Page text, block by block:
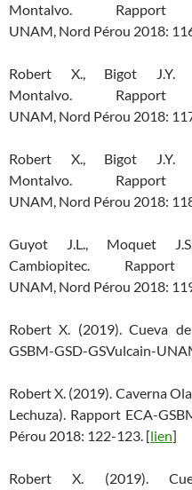
Montalvo. Rapport
UNAM, Nord Pérou 2018:
Robert X., Bigot
Montalvo. Rapport
UNAM, Nord Pérou 2018:
Robert X., Bigot
Montalvo. Rapport
UNAM, Nord Pérou 2018:
Guyot J.L., Moquet
Cambiopitec. Rapport
UNAM, Nord Pérou 2018:
Robert X. (2019). Cueva
GSBM-GSD-GSVulcain-
Robert X. (2019). Caverna
Lechuza). Rapport ECA-
Pérou 2018: 122-123. [lien]
Robert X. (2019).